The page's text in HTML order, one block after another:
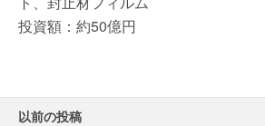
投資額：約50億円
以前の投稿